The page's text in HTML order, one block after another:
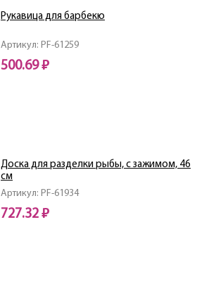
Артикул: PF-61259
Рукавица для барбекю
500.69 ₽
Артикул: PF-61934
Доска для разделки рыбы, с зажимом, 46
см
727.32 ₽